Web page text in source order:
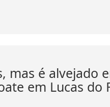
mas é alvejado
em Lucas do